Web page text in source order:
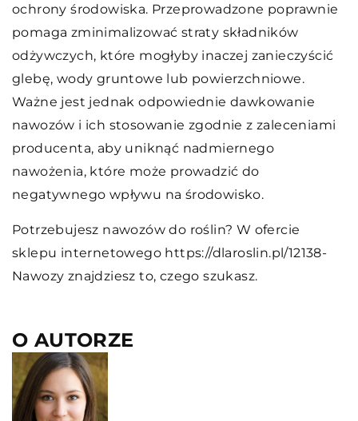
ochrony środowiska. Przeprowadzone poprawnie
pomaga zminimalizować straty składników
odżywczych, które mogłyby inaczej zanieczyścić
glebę, wody gruntowe lub powierzchniowe.
Ważne jest jednak odpowiednie dawkowanie
nawozów i ich stosowanie zgodnie z zaleceniami
producenta, aby uniknąć nadmiernego
nawożenia, które może prowadzić do
negatywnego wpływu na środowisko.
Potrzebujesz nawozów do roślin? W ofercie
sklepu internetowego https://dlaroslin.pl/12138-
Nawozy znajdziesz to, czego szukasz.
O AUTORZE